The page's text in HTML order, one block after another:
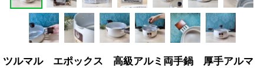
ツルマル エポックス 高級アルミ両手鍋 厚手アルマ